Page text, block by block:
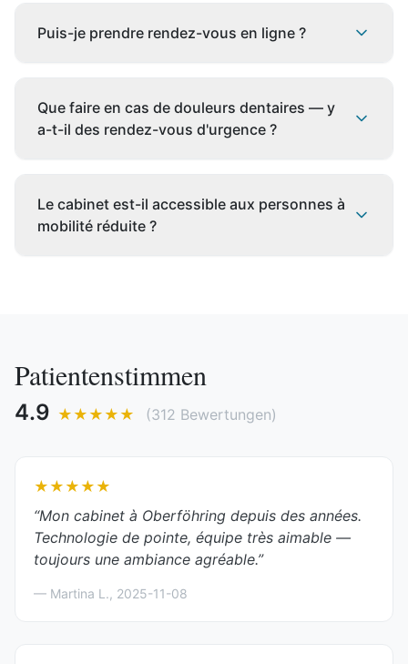
établissons des devis et plans de
français et russe
Puis-je prendre rendez-vous en ligne ?
rendez-vous 24h/24.
Que faire en cas de douleurs dentaires — y
a-t-il des rendez-vous d'urgence ?
proposons des rendez-vous d'urgence le
Le cabinet est-il accessible aux personnes à
mobilité réduite ?
Patientenstimmen
4.9 ★★★★★ (312 Bewertungen)
★★★★★
“Mon cabinet à Oberföhring depuis des années.
Technologie de pointe, équipe très aimable —
toujours une ambiance agréable.”
— Martina L., 2025-11-08